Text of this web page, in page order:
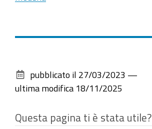
documento
pubblicato il 27/03/2023 —
ultima modifica 18/11/2025
Questa pagina ti è stata utile?